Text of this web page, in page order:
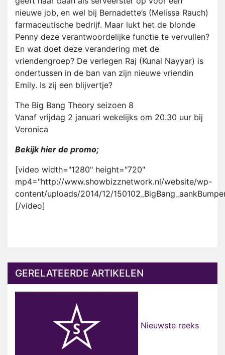
nieuwe job, en wel bij Bernadette’s (Melissa Rauch)
farmaceutische bedrijf. Maar lukt het de blonde
Penny deze verantwoordelijke functie te vervullen?
En wat doet deze verandering met de
vriendengroep? De verlegen Raj (Kunal Nayyar) is
ondertussen in de ban van zijn nieuwe vriendin
Emily. Is zij een blijvertje?
The Big Bang Theory seizoen 8
Vanaf vrijdag 2 januari wekelijks om 20.30 uur bij
Veronica
Bekijk hier de promo;
[video width="1280" height="720"
mp4="http://www.showbizznetwork.nl/website/wp-
content/uploads/2014/12/
[/video]
GERELATEERDE ARTIKELEN
Nieuwste reeks